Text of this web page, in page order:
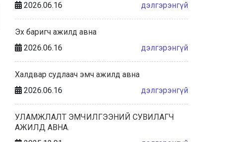
2026/05/28
“ЭХИЙН СҮҮНИЙ НӨӨЦИЙН БАНКНЫ ҮЙЛ
АЖИЛЛАГААНЫ ЖУРАМ”-Д САНАЛ
АВАХ ХЭЛЭЛЦҮҮЛЭГТ ОР...
2026.06.16
дэлгэрэнгүй
Эх баригч ажилд авна
2026.06.16
дэлгэрэнгүй
Халдвар судлаач эмч ажилд авна
2026.06.16
дэлгэрэнгүй
УЛАМЖЛАЛТ ЭМЧИЛГЭЭНИЙ СУВИЛАГЧ
АЖИЛД АВНА.